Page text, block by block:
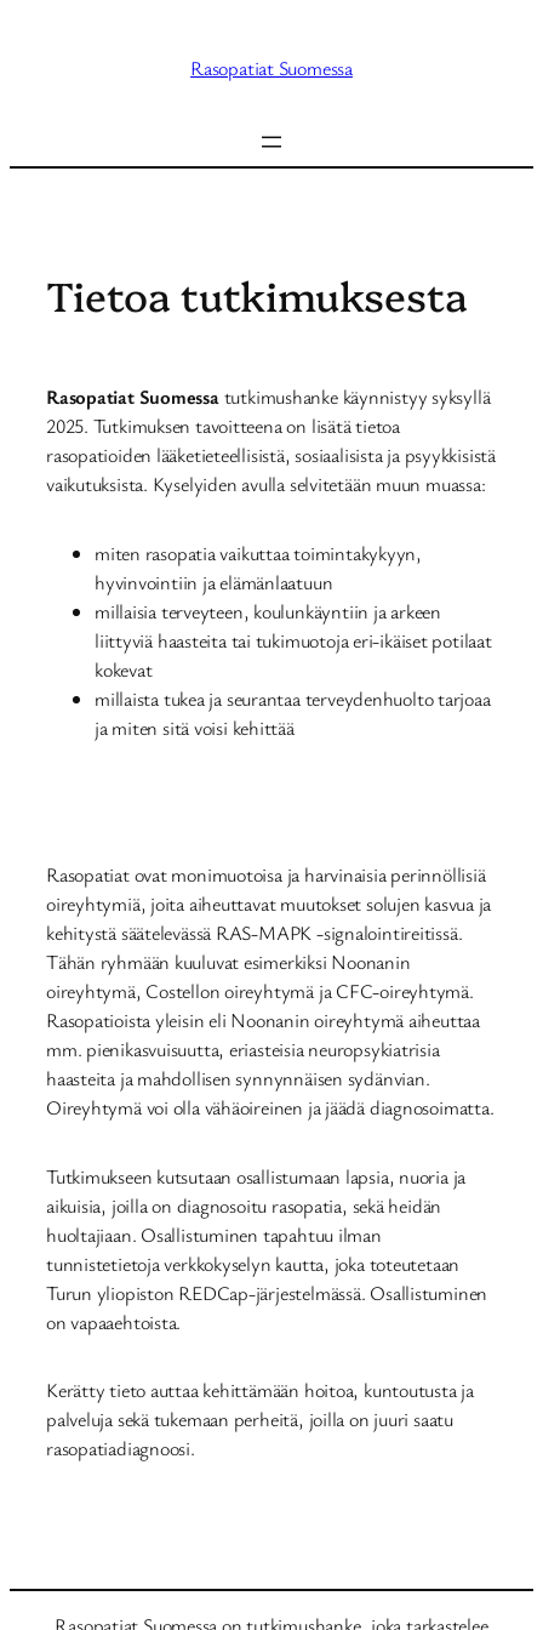
Rasopatiat Suomessa
Tietoa tutkimuksesta
Rasopatiat Suomessatutkimushanke käynnistyy syksyllä
2025. Tutkimuksen tavoitteena on lisätä tietoa
rasopatioiden lääketieteellisistä, sosiaalisista ja psyykkisistä
vaikutuksista. Kyselyiden avulla selvitetään muun muassa:
miten rasopatia vaikuttaa toimintakykyyn,
hyvinvointiin ja elämänlaatuun
millaisia terveyteen, koulunkäyntiin ja arkeen
liittyviä haasteita tai tukimuotoja eri-ikäiset potilaat
kokevat
millaista tukea ja seurantaa terveydenhuolto tarjoaa
ja miten sitä voisi kehittää
Rasopatiat ovat monimuotoisa ja harvinaisia perinnöllisiä
oireyhtymiä, joita aiheuttavat muutokset solujen kasvua ja
kehitystä säätelevässä RAS-MAPK -signalointireitissä.
Tähän ryhmään kuuluvat esimerkiksi Noonanin
oireyhtymä, Costellon oireyhtymä ja CFC-oireyhtymä.
Rasopatioista yleisin eli Noonanin oireyhtymä aiheuttaa
mm. pienikasvuisuutta, eriasteisia neuropsykiatrisia
haasteita ja mahdollisen synnynnäisen sydänvian.
Oireyhtymä voi olla vähäoireinen ja jäädä diagnosoimatta.
Tutkimukseen kutsutaan osallistumaan lapsia, nuoria ja
aikuisia, joilla on diagnosoitu rasopatia, sekä heidän
huoltajiaan. Osallistuminen tapahtuu ilman
tunnistetietoja verkkokyselyn kautta, joka toteutetaan
Turun yliopiston REDCap-järjestelmässä. Osallistuminen
on vapaaehtoista.
Kerätty tieto auttaa kehittämään hoitoa, kuntoutusta ja
palveluja sekä tukemaan perheitä, joilla on juuri saatu
rasopatiadiagnoosi.